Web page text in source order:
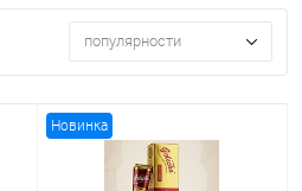
популярности
Новинка